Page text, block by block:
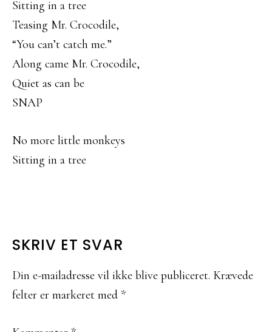
Sitting in a tree
Teasing Mr. Crocodile,
“You can’t catch me.”
Along came Mr. Crocodile,
Quiet as can be
SNAP
No more little monkeys
Sitting in a tree
LÆSERINTERAKTIONER
SKRIV ET SVAR
Din e-mailadresse vil ikke blive publiceret. Krævede
felter er markeret med *